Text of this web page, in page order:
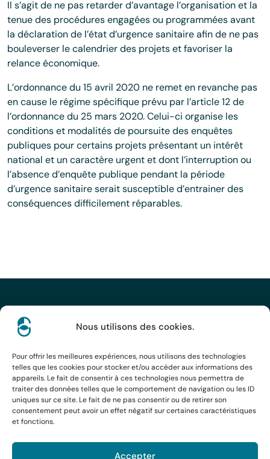
Nous utilisons des cookies.
Pour offrir les meilleures expériences, nous utilisons des technologies
telles que les cookies pour stocker et/ou accéder aux informations des
appareils. Le fait de consentir à ces technologies nous permettra de
traiter des données telles que le comportement de navigation ou les ID
uniques sur ce site. Le fait de ne pas consentir ou de retirer son
consentement peut avoir un effet négatif sur certaines caractéristiques
et fonctions.
Accepter
Il s’agit de ne pas retarder d’avantage l’organisation et la
tenue des procédures engagées ou programmées avant
la déclaration de l’état d’urgence sanitaire afin de ne pas
bouleverser le calendrier des projets et favoriser la
relance économique.
L’ordonnance du 15 avril 2020 ne remet en revanche pas
en cause le régime spécifique prévu par l’article 12 de
l’ordonnance du 25 mars 2020. Celui-ci organise les
conditions et modalités de poursuite des enquêtes
publiques pour certains projets présentant un intérêt
national et un caractère urgent et dont l’interruption ou
l’absence d’enquête publique pendant la période
d’urgence sanitaire serait susceptible d’entrainer des
conséquences difficilement réparables.
Rennes Bordeaux
Paris
Toulouse
Brest Caen
Réalisé parl'agence Human
Mentions légales